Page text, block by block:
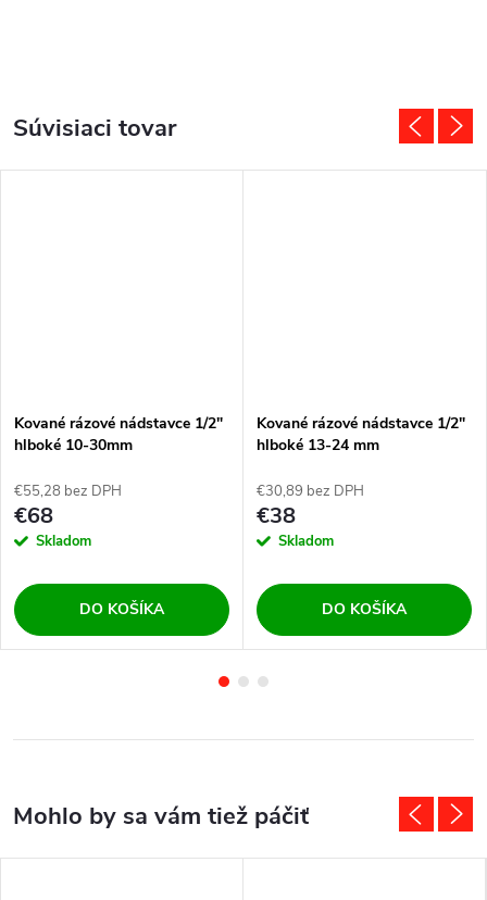
Súvisiaci tovar
Kované rázové nádstavce 1/2"
hlboké 10-30mm
€55,28 bez DPH
€68
Skladom
DO KOŠÍKA
Kované rázové nádstavce 1/2"
hlboké 13-24 mm
€30,89 bez DPH
€38
Skladom
DO KOŠÍKA